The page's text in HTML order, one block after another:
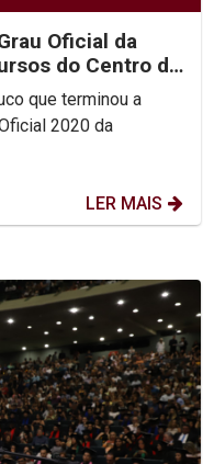
Oficial da
do Centro de
que terminou a
2020 da
LER MAIS